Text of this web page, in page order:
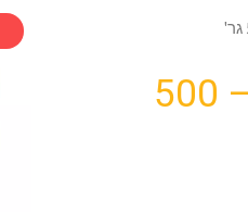
לקט פרח שן הארי – 500